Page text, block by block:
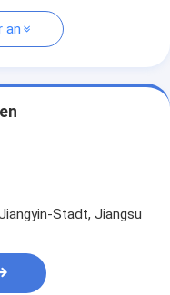
an
Stadt, Jiangsu